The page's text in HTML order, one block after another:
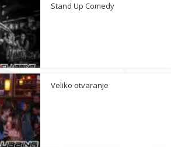
Stand Up Comedy
Veliko otvaranje